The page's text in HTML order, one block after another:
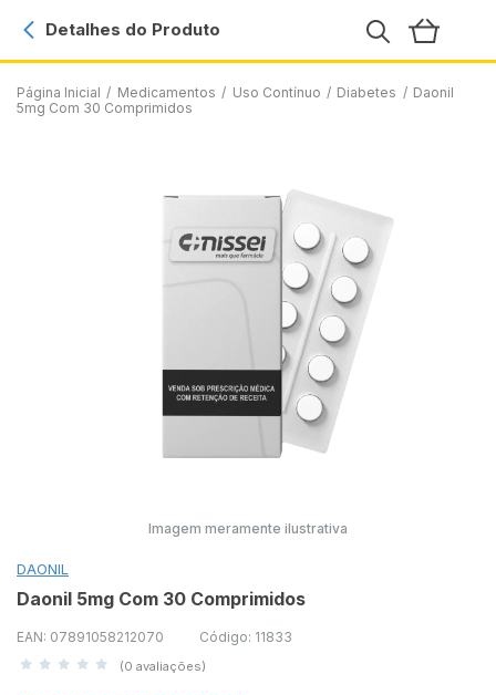
Página Inicial / Medicamentos / Uso Contínuo / Diabetes / Daonil
5mg Com 30 Comprimidos
Detalhes do Produto
Imagem meramente ilustrativa
DAONIL
Daonil 5mg Com 30 Comprimidos
EAN: 07891058212070 Código: 11833
(0 avaliações)